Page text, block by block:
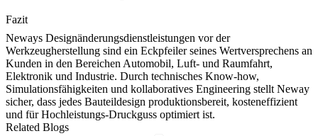
Fazit
Neways Designänderungsdienstleistungen vor der
Werkzeugherstellung sind ein Eckpfeiler seines Wertversprechens an
Kunden in den Bereichen Automobil, Luft- und Raumfahrt,
Elektronik und Industrie. Durch technisches Know-how,
Simulationsfähigkeiten und kollaboratives Engineering stellt Neway
sicher, dass jedes Bauteildesign produktionsbereit, kosteneffizient
und für Hochleistungs-Druckguss optimiert ist.
Related Blogs